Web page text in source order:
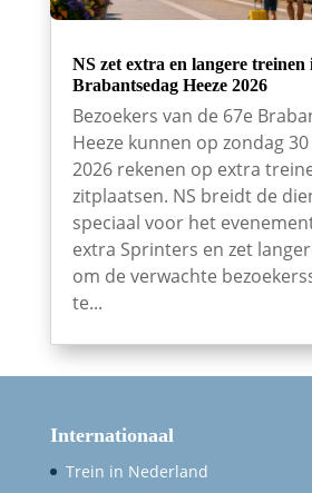
NS zet extra en langere treinen
Brabantsedag Heeze 2026
Bezoekers van de 67e
Heeze kunnen op zondag
2026 rekenen op extra
zitplaatsen. NS breidt de
speciaal voor het
extra Sprinters en zet
om de verwachte
te...
Internationaal
Trein in Nederland